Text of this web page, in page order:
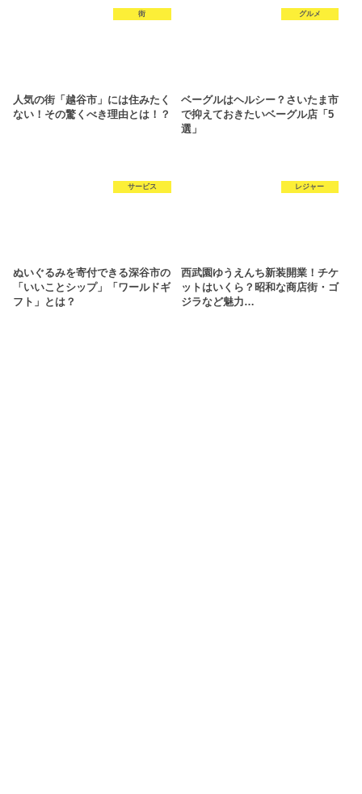
街
人気の街「越谷市」には住みたく
ない！その驚くべき理由とは！？
グルメ
ベーグルはヘルシー？さいたま市
で抑えておきたいベーグル店「5
選」
サービス
ぬいぐるみを寄付できる深谷市の
「いいことシップ」「ワールドギ
フト」とは？
レジャー
西武園ゆうえんち新装開業！チケ
ットはいくら？昭和な商店街・ゴ
ジラなど魅力…